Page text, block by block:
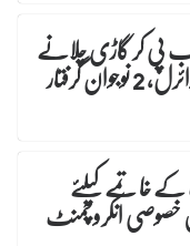
کر گاڑی چلانےگرفتار
خاتمے کیلئے
خصوصی انکروچمنٹ